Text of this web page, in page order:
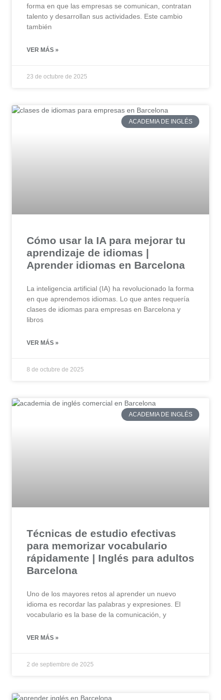
forma en que las empresas se comunican, contratan
talento y desarrollan sus actividades. Este cambio
también
VER MÁS »
23 de octubre de 2025
ACADEMIA DE INGLÉS
Cómo usar la IA para mejorar tu
aprendizaje de idiomas |
Aprender idiomas en Barcelona
La inteligencia artificial (IA) ha revolucionado la forma
en que aprendemos idiomas. Lo que antes requería
clases de idiomas para empresas en Barcelona y
libros
VER MÁS »
8 de octubre de 2025
ACADEMIA DE INGLÉS
Técnicas de estudio efectivas
para memorizar vocabulario
rápidamente | Inglés para adultos
Barcelona
Uno de los mayores retos al aprender un nuevo
idioma es recordar las palabras y expresiones. El
vocabulario es la base de la comunicación, y
VER MÁS »
2 de septiembre de 2025